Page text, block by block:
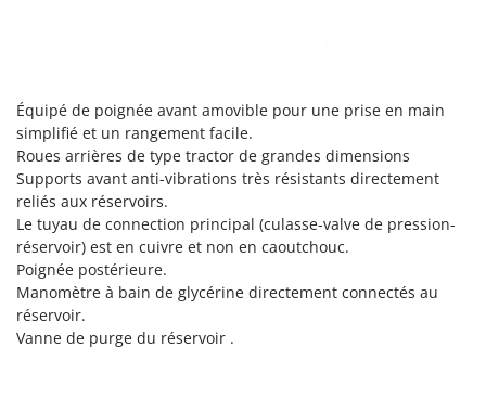
T
Tecla
TecnoGen
Tellarini Pompe
Telwin
Tenco
Tineco
Titania
Équipé de poignée avant amovible pour une prise en main
simplifié et un rangement facile.
Roues arrières de type tractor de grandes dimensions
Supports avant anti-vibrations très résistants directement
reliés aux réservoirs.
Le tuyau de connection principal (culasse-valve de pression-
réservoir) est en cuivre et non en caoutchouc.
Poignée postérieure.
Manomètre à bain de glycérine directement connectés au
réservoir.
Vanne de purge du réservoir .